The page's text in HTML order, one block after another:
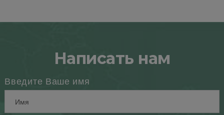
Написать нам
Введите Ваше имя